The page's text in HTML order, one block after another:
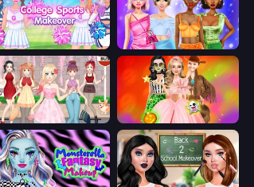
College Sport Team Makeover Monochrome Looks
Anime Girls Dress Up Games Iconic Halloween Costumes